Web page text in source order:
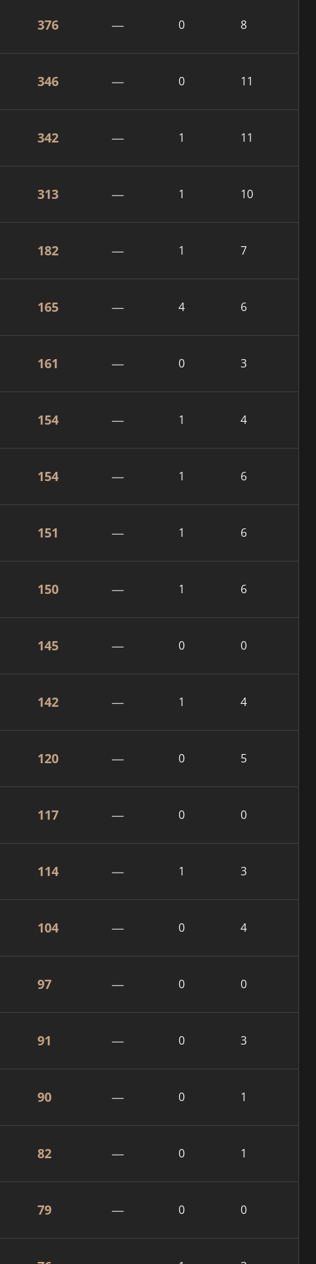
376 — 0 8
346 — 0 11
342 — 1 11
313 — 1 10
182 — 1 7
165 — 4 6
161 — 0 3
154 — 1 4
154 — 1 6
151 — 1 6
150 — 1 6
145 — 0 0
142 — 1 4
120 — 0 5
117 — 0 0
114 — 1 3
104 — 0 4
97 — 0 0
91 — 0 3
90 — 0 1
82 — 0 1
79 — 0 0